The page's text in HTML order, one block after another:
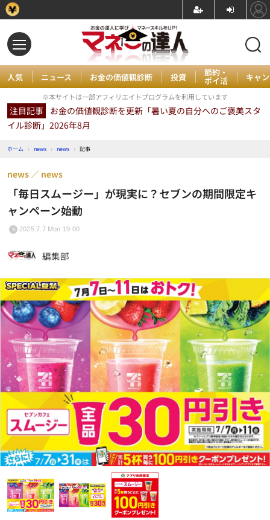
人気 ニュース お金の価値観診断 投資 節約・
ポイ活 キャ
※本サイトは一部アフィリエイトプログラムを利用しています
注目記事 お金の価値観診断を更新「暑い夏の自分へのご褒美スタ
イル診断」2026年8月
ホーム › news › news › 記事
「毎日スムージー」が現実に？セブンの期間限定キ
ャンペーン始動
news news
2025.7.7 Mon 19:00
編集部